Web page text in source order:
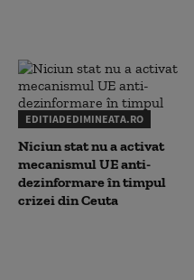
EDITIADEDIMINEATA.RO
Niciun stat nu a activat
mecanismul UE anti-
dezinformare în timpul
crizei din Ceuta